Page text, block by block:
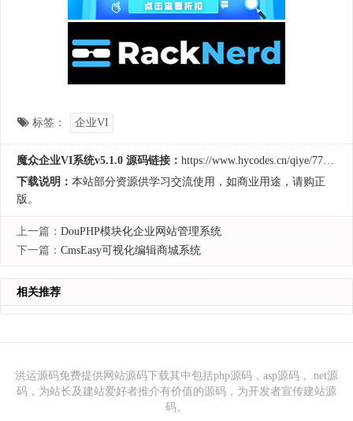
标签： 企业VI
魔众企业VI系统v5.1.0 源码链接： https://www.hycodes.cn/qiye/77.html
下载说明： 本站部分资源供学习交流使用，如商业用途，请购正
版。
上一篇： DouPHP模块化企业网站管理系统
下一篇： CmsEasy可视化编辑商城系统
相关推荐
洪运源码免费提供网站源码下载其中包括php源码，asp源码，.net源
码，为站长及建站爱好者推介有价值的源码，为开发者宣传建站源
码。